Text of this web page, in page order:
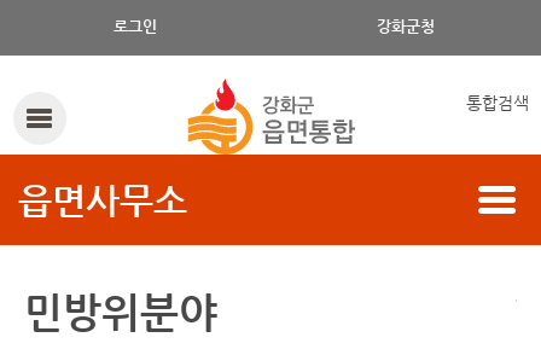
로그인 강화군청
통합검색
읍면사무소
민방위분야